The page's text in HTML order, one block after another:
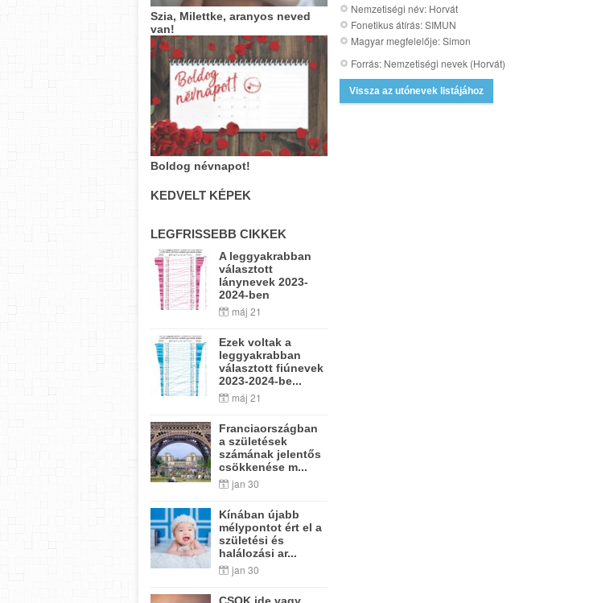
Nemzetiségi név: Horvát
Fonetikus átírás: SIMUN
Magyar megfelelője: Simon
Forrás: Nemzetiségi nevek (Horvát)
Vissza az utónevek listájához
Szia, Milettke, aranyos neved
van!
Boldog névnapot!
KEDVELT KÉPEK
LEGFRISSEBB CIKKEK
A leggyakrabban
választott
lánynevek 2023-
2024-ben
máj 21
Ezek voltak a
leggyakrabban
választott fiúnevek
2023-2024-be...
máj 21
Franciaországban
a születések
számának jelentős
csökkenése m...
jan 30
Kínában újabb
mélypontot ért el a
születési és
halálozási ar...
jan 30